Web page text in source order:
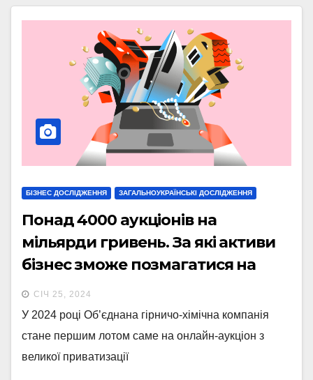
БІЗНЕС ДОСЛІДЖЕННЯ ЗАГАЛЬНОУКРАЇНСЬКІ ДОСЛІДЖЕННЯ
Понад 4000 аукціонів на
мільярди гривень. За які активи
бізнес зможе позмагатися на
державних онлайн-аукціонах у
2024 році. Розповідає СЕО
Прозорро.Продажі Сергій Бут
СІЧ 25, 2024
У 2024 році Об’єднана гірничо-хімічна компанія
стане першим лотом саме на онлайн-аукціон з
великої приватизації